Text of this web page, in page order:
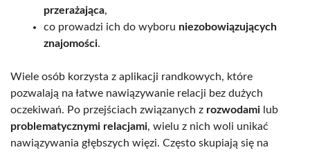
przerażająca,
co prowadzi ich do wyboru niezobowiązujących
znajomości.
Wiele osób korzysta z aplikacji randkowych, które
pozwalają na łatwe nawiązywanie relacji bez dużych
oczekiwań. Po przejściach związanych z rozwodami lub
problematycznymi relacjami, wielu z nich woli unikać
nawiązywania głębszych więzi. Często skupiają się na